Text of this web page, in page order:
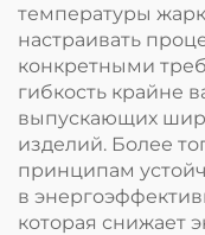
температуры
настраивать
конкретными
гибкость крайне
выпускающих
изделий. Более
принципам
в
которая снижает